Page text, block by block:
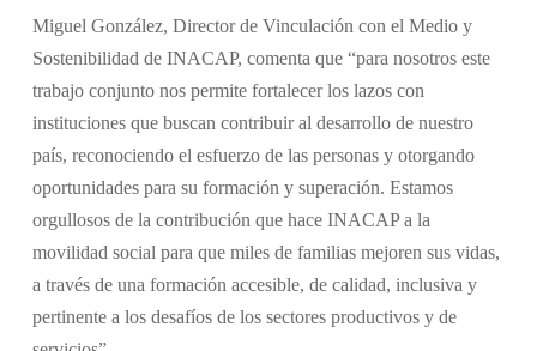
Miguel González, Director de Vinculación con el Medio y
Sostenibilidad de INACAP, comenta que “para nosotros este
trabajo conjunto nos permite fortalecer los lazos con
instituciones que buscan contribuir al desarrollo de nuestro
país, reconociendo el esfuerzo de las personas y otorgando
oportunidades para su formación y superación. Estamos
orgullosos de la contribución que hace INACAP a la
movilidad social para que miles de familias mejoren sus vidas,
a través de una formación accesible, de calidad, inclusiva y
pertinente a los desafíos de los sectores productivos y de